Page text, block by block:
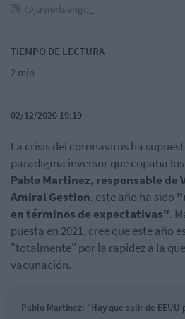
@javierluengo_
TIEMPO DE LECTURA
2 min
02/12/2020 19:19
La crisis del coronavirus ha
paradigma inversor que copaba
Pablo Martinez, responsable de
Amiral Gestion, este año ha sido
en términos de expectativas".
puesta en 2021, cree que este año
"totalmente" por la rapidez a la
vacunación.
Pablo Martínez: "Hay que salir de